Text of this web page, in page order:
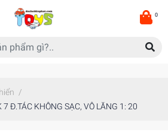
0
/
Đ.TÁC KHÔNG SẠC, VÔ LĂNG 1: 20